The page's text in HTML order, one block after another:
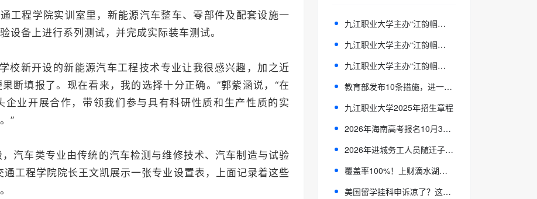
程学院实训室里，新能源汽车整车、零部件及配套设施一
设备上进行系列测试，并完成实际装车测试。
新开设的新能源汽车工程技术专业让我很感兴趣，加之近
断填报了。现在看来，我的选择十分正确。”郭紫涵说，“在
业开展合作，带领我们参与具有科研性质和生产性质的实
”
车类专业由传统的汽车检测与维修技术、汽车制造与试验
工程学院院长王文凯展示一张专业设置表，上面记录着这些
九江职业大学主办“江韵帼风”九江芜湖女画家优秀作品联展——共谱长江文化跨域交流新篇章
九江职业大学主办“江韵帼风”九江芜湖女画家优秀作品联展——共谱长江文化跨域交流新篇章
九江职业大学主办“江韵帼风”九江芜湖女画家优秀作品联展——共谱长江文化跨域交流新篇章
教育部发布10条措施，进一步加强中小学生心理健康工作
九江职业大学2025年招生章程
2026年海南高考报名10月31日开始
2026年进城务工人员随迁子女在京参加高等职业学校招生考试报名通知
覆盖率100%！上财滴水湖高金MF金融硕士26级奖学金全介绍
美国留学挂科申诉凉了？这几条“救急路”收好！